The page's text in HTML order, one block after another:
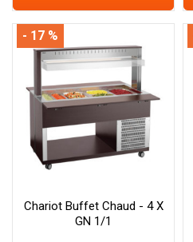
Chariot Buffet Chaud - 4 X
GN 1/1
- 17 %